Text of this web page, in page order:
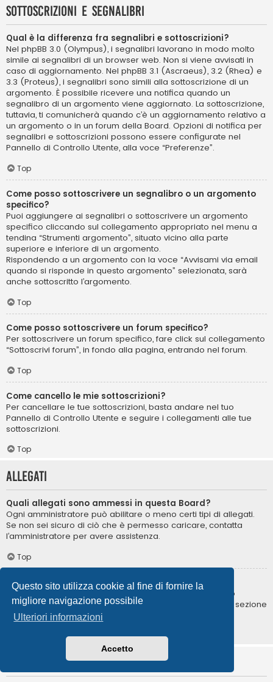
Questo sito utilizza cookie al fine di fornire la
migliore navigazione possibile
Ulteriori informazioni
Accetto
Sottoscrizioni e segnalibri
Qual è la differenza fra segnalibri e sottoscrizioni?
Nel phpBB 3.0 (Olympus), i segnalibri lavorano in modo molto
simile ai segnalibri di un browser web. Non si viene avvisati in
caso di aggiornamento. Nel phpBB 3.1 (Ascraeus), 3.2 (Rhea) e
3.3 (Proteus), i segnalibri sono simili alla sottoscrizione di un
argomento. È possibile ricevere una notifica quando un
segnalibro di un argomento viene aggiornato. La sottoscrizione,
tuttavia, ti comunicherà quando c’è un aggiornamento relativo a
un argomento o in un forum della Board. Opzioni di notifica per
segnalibri e sottoscrizioni possono essere configurate nel
Pannello di Controllo Utente, alla voce “Preferenze”.
Top
Come posso sottoscrivere un segnalibro o un argomento
specifico?
Puoi aggiungere ai segnalibri o sottoscrivere un argomento
specifico cliccando sul collegamento appropriato nel menu a
tendina “Strumenti argomento”, situato vicino alla parte
superiore e inferiore di un argomento.
Rispondendo a un argomento con la voce “Avvisami via email
quando si risponde in questo argomento” selezionata, sarà
anche sottoscritto l’argomento.
Top
Come posso sottoscrivere un forum specifico?
Per sottoscrivere un forum specifico, fare click sul collegamento
“Sottoscrivi forum”, in fondo alla pagina, entrando nel forum.
Top
Come cancello le mie sottoscrizioni?
Per cancellare le tue sottoscrizioni, basta andare nel tuo
Pannello di Controllo Utente e seguire i collegamenti alle tue
sottoscrizioni.
Top
Allegati
Quali allegati sono ammessi in questa Board?
Ogni amministratore può abilitare o meno certi tipi di allegati.
Se non sei sicuro di ciò che è permesso caricare, contatta
l’amministratore per avere assistenza.
Top
Come posso trovare i miei allegati?
Per trovare la lista degli allegati da te caricati, vai nel tuo
Pannello di Controllo Utente e segui i collegamenti nella sezione
degli allegati.
Informazioni su phpBB